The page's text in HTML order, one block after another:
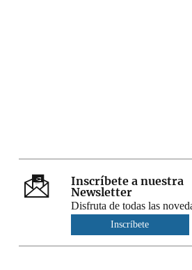
Inscríbete a nuestra
Newsletter
Disfruta de todas las
Inscríbete